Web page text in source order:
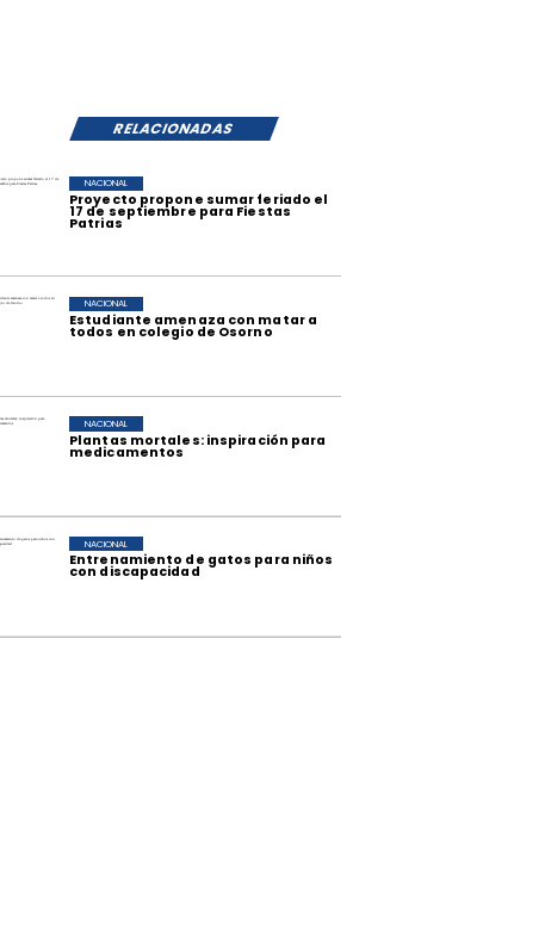
RELACIONADAS
Proyecto propone sumar feriado el
17 de septiembre para Fiestas
Patrias
NACIONAL
Estudiante amenaza con matar a
todos en colegio de Osorno
NACIONAL
Plantas mortales: inspiración para
medicamentos
NACIONAL
Entrenamiento de gatos para niños
con discapacidad
NACIONAL